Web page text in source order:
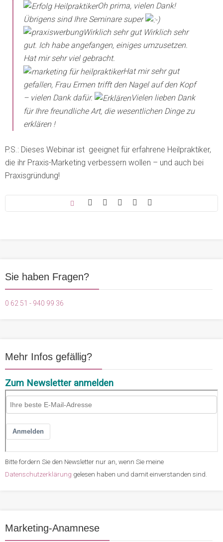
Oh prima, vielen Dank!
Übrigens sind Ihre Seminare super
Wirklich sehr gut Wirklich sehr
gut. Ich habe angefangen, einiges umzusetzen.
Hat mir sehr viel gebracht.
Hat mir sehr gut
gefallen, Frau Ermen trifft den Nagel auf den Kopf
– vielen Dank dafür.
Vielen lieben Dank
für Ihre freundliche Art, die wesentlichen Dinge zu
erklären !
P.S.: Dieses Webinar ist geeignet für erfahrene Heilpraktiker,
die ihr Praxis-Marketing verbessern wollen – und auch bei
Praxisgründung!
Sie haben Fragen?
0 62 51 - 940 99 36
Mehr Infos gefällig?
Zum Newsletter anmelden
Bitte fordern Sie den Newsletter nur an, wenn Sie meine
Datenschutzerklärung gelesen haben und damit einverstanden sind.
Marketing-Anamnese